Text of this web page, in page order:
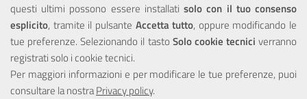
questi ultimi possono essere installatisolo con il tuo consenso
esplicito, tramite il pulsante Accetta tutto, oppure modificando le
tue preferenze. Selezionando il tasto Solo cookie tecnici verranno
registrati solo i cookie tecnici.
Per maggiori informazioni e per modificare le tue preferenze, puoi
consultare la nostraPrivacy policy.
Portale realizzato con la partecipazione finanziaria dell'Unione
Europea tramite i fondi del POR Sicilia 2000/2006 Misura 6.05 -